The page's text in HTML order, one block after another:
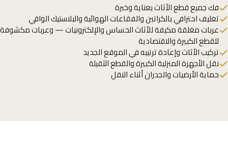
فك جميع قطع الأثاث بعناية وخبرة
تغليف احترافي بالكراتين والفقاعات الهوائية والبلاستيك الواقي
عربات مغلقة مكيفة للأثاث الحساس والإلكترونيات — وعربات مكشوفة
للقطع الكبيرة والاقتصادية
تركيب الأثاث وإعادة ترتيبه في الموقع الجديد
نقل الأجهزة المنزلية الكبيرة والقطع الثقيلة
حماية الأرضيات والجدران أثناء النقل